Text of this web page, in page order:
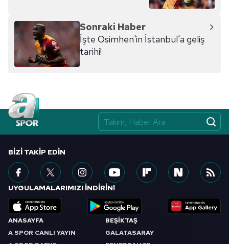
Sonraki Haber
İşte Osimhen'in İstanbul'a geliş
tarihi!
ANASAYFA
A SPOR CANLI YAYIN
BEŞİKTAŞ
GALATASARAY
BIZI TAKIP EDIN
UYGULAMALARIMIZI İNDİRİN!